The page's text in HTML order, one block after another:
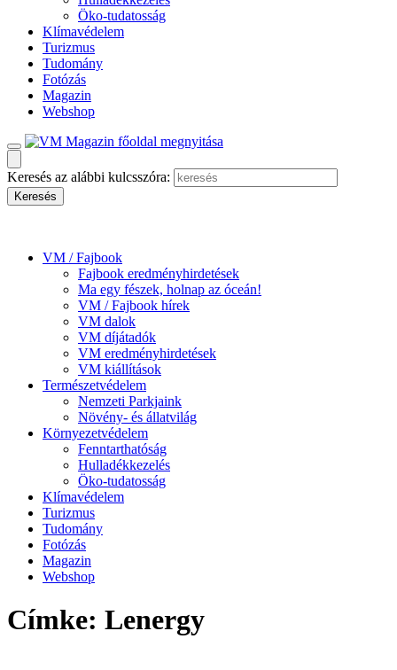
Öko-tudatosság
Klímavédelem
Turizmus
Tudomány
Fotózás
Magazin
Webshop
Keresés az alábbi kulcsszóra:
VM / Fajbook
Fajbook eredményhirdetések
Ma egy fészek, holnap az óceán!
VM / Fajbook hírek
VM dalok
VM díjátadók
VM eredményhirdetések
VM kiállítások
Természetvédelem
Nemzeti Parkjaink
Növény- és állatvilág
Környezetvédelem
Fenntarthatóság
Hulladékkezelés
Öko-tudatosság
Klímavédelem
Turizmus
Tudomány
Fotózás
Magazin
Webshop
Címke: Lenergy